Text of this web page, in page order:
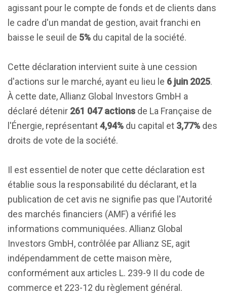
agissant pour le compte de fonds et de clients dans
le cadre d'un mandat de gestion, avait franchi en
baisse le seuil de 5% du capital de la société.
Cette déclaration intervient suite à une cession
d'actions sur le marché, ayant eu lieu le 6 juin 2025.
À cette date, Allianz Global Investors GmbH a
déclaré détenir 261 047 actions de La Française de
l'Énergie, représentant4,94% du capital et 3,77% des
droits de vote de la société.
Il est essentiel de noter que cette déclaration est
établie sous la responsabilité du déclarant, et la
publication de cet avis ne signifie pas que l'Autorité
des marchés financiers (AMF) a vérifié les
informations communiquées. Allianz Global
Investors GmbH, contrôlée par Allianz SE, agit
indépendamment de cette maison mère,
conformément aux articles L. 239-9 II du code de
commerce et 223-12 du règlement général.